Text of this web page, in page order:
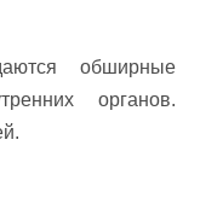
обширные
органов.